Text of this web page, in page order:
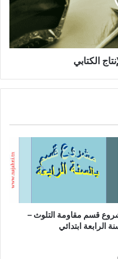
الكتابي
قسم مقاومة التلوث –
الرابعة ابتدائي